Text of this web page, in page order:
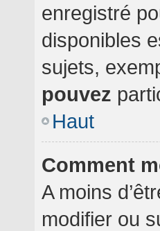
enregistré
disponibles
sujets,
pouvez
Haut
Comment
A moins
modifier ou